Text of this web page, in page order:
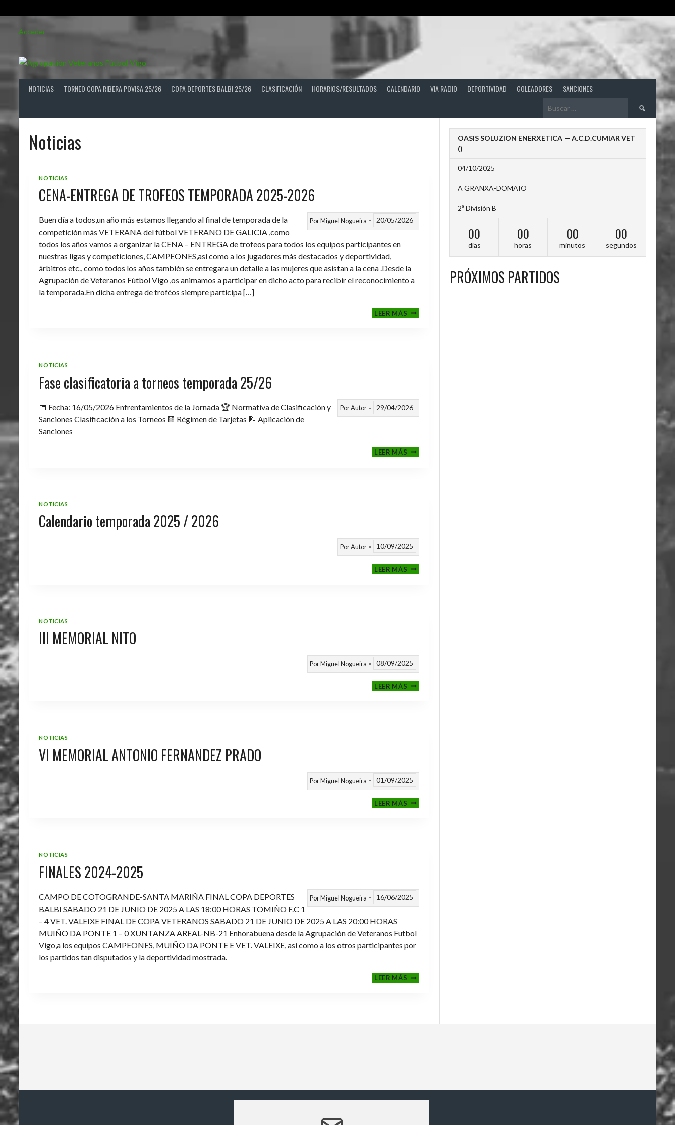
Acceder
NOTICIAS TORNEO COPA RIBERA POVISA 25/26 COPA DEPORTES BALBI 25/26 CLASIFICACIÓN HORARIOS/RESULTADOS CALENDARIO VIA RADIO DEPORTIVIDAD GOLEADORES SANCIONES
Buscar:
Noticias
NOTICIAS
CENA-ENTREGA DE TROFEOS TEMPORADA 2025-2026
PorMiguel Nogueira 20/05/2026
Buen día a todos,un año más estamos llegando al final de temporada de la
competición más VETERANA del fútbol VETERANO DE GALICIA ,como
todos los años vamos a organizar la CENA – ENTREGA de trofeos para todos los equipos participantes en
nuestras ligas y competiciones, CAMPEONES,así como a los jugadores más destacados y deportividad,
árbitros etc., como todos los años también se entregara un detalle a las mujeres que asistan a la cena .Desde la
Agrupación de Veteranos Fútbol Vigo ,os animamos a participar en dicho acto para recibir el reconocimiento a
la temporada.En dicha entrega de troféos siempre participa […]
LEER MÁSCENA-
ENTREGA
NOTICIAS
Fase clasificatoria a torneos temporada 25/26
PorAutor 29/04/2026
📅 Fecha: 16/05/2026 Enfrentamientos de la Jornada 🏆 Normativa de Clasificación y
Sanciones Clasificación a los Torneos 🟨 Régimen de Tarjetas 📝 Aplicación de
Sanciones
LEER MÁSFASE
CLASIFICATORIA
NOTICIAS
Calendario temporada 2025 / 2026
PorAutor 10/09/2025
LEER MÁSCALENDARIO
TEMPORADA
NOTICIAS
III MEMORIAL NITO
PorMiguel Nogueira 08/09/2025
LEER MÁSIII
MEMORIAL
NOTICIAS
VI MEMORIAL ANTONIO FERNANDEZ PRADO
PorMiguel Nogueira 01/09/2025
LEER MÁSVI
MEMORIAL
NOTICIAS
FINALES 2024-2025
PorMiguel Nogueira 16/06/2025
CAMPO DE COTOGRANDE-SANTA MARIÑA FINAL COPA DEPORTES
BALBI SABADO 21 DE JUNIO DE 2025 A LAS 18:00 HORAS TOMIÑO F.C 1
– 4 VET. VALEIXE FINAL DE COPA VETERANOS SABADO 21 DE JUNIO DE 2025 A LAS 20:00 HORAS
MUIÑO DA PONTE 1 – 0 XUNTANZA AREAL-NB-21 Enhorabuena desde la Agrupación de Veteranos Futbol
Vigo,a los equipos CAMPEONES, MUIÑO DA PONTE E VET. VALEIXE, así como a los otros participantes por
los partidos tan disputados y la deportividad mostrada.
LEER MÁSFINALES
2024-
OASIS SOLUZION ENERXETICA — A.C.D.CUMIAR VET
()
04/10/2025
A GRANXA-DOMAIO
2ª División B
00
días
00
horas
00
minutos
00
segundos
PRÓXIMOS PARTIDOS